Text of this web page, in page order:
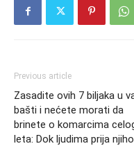
Previous article
Zasadite ovih 7 biljaka u
bašti i nećete morati da
brinete o komarcima
leta: Dok ljudima prija